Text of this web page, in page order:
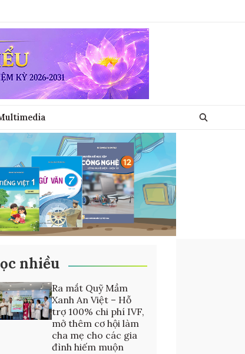
nhiều
Ra mắt Quỹ Mầm
Xanh An Việt – Hỗ
trợ 100% chi phí IVF,
mở thêm cơ hội làm
cha mẹ cho các gia
đình hiếm muộn